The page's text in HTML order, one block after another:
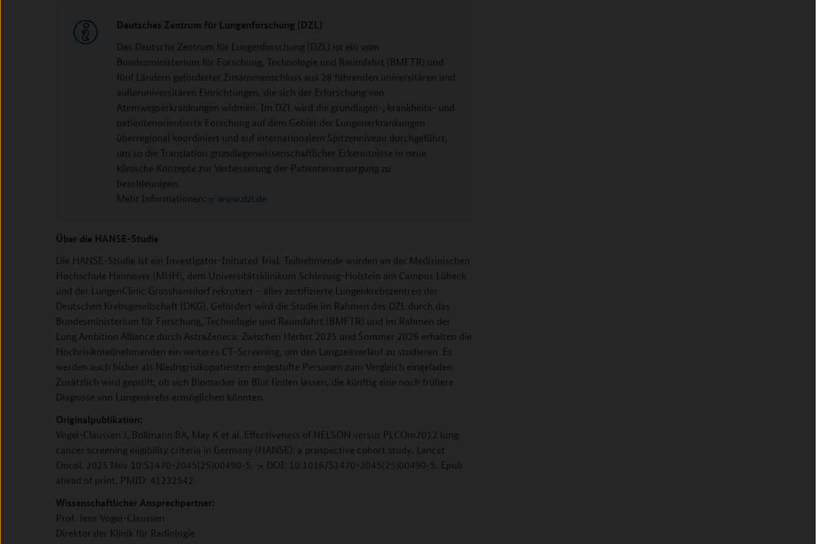
Deutsches Zentrum für Lungenforschung (DZL)
Das Deutsche Zentrum für Lungenforschung (DZL) ist ein vom
Bundesministerium für Forschung, Technologie und Raumfahrt (BMFTR) und
fünf Ländern geförderter Zusammenschluss aus 28 führenden universitären und
außeruniversitären Einrichtungen, die sich der Erforschung von
Atemwegserkrankungen widmen. Im DZL wird die grundlagen-, krankheits- und
patientenorientierte Forschung auf dem Gebiet der Lungenerkrankungen
überregional koordiniert und auf internationalem Spitzenniveau durchgeführt,
um so die Translation grundlagenwissenschaftlicher Erkenntnisse in neue
klinische Konzepte zur Verbesserung der Patientenversorgung zu
beschleunigen.
Mehr Informationen:
www.dzl.de
Über die HANSE-Studie
Die HANSE-Studie ist ein Investigator-Initiated Trial. Teilnehmende wurden an der Medizinischen
Hochschule Hannover (MHH), dem Universitätsklinikum Schleswig-Holstein am Campus Lübeck
und der LungenClinic Grosshansdorf rekrutiert – alles zertifizierte Lungenkrebszentren der
Deutschen Krebsgesellschaft (DKG). Gefördert wird die Studie im Rahmen des DZL durch das
Bundesministerium für Forschung, Technologie und Raumfahrt (BMFTR) und im Rahmen der
Lung Ambition Alliance durch AstraZeneca. Zwischen Herbst 2025 und Sommer 2026 erhalten die
Hochrisikoteilnehmenden ein weiteres CT-Screening, um den Langzeitverlauf zu studieren. Es
werden auch bisher als Niedrigrisikopatienten eingestufte Personen zum Vergleich eingeladen.
Zusätzlich wird geprüft, ob sich Biomarker im Blut finden lassen, die künftig eine noch frühere
Diagnose von Lungenkrebs ermöglichen könnten.
Originalpublikation:
Vogel-Claussen J, Bollmann BA, May K et al. Effectiveness of NELSON versus PLCOm2012 lung
cancer screening eligibility criteria in Germany (HANSE): a prospective cohort study. Lancet
Oncol. 2025 Nov 10:S1470-2045(25)00490-5.
DOI: 10.1016/S1470-2045(25)00490-5. Epub
ahead of print. PMID: 41232542.
Wissenschaftlicher Ansprechpartner:
Prof. Jens Vogel-Claussen
Direktor der Klinik für Radiologie